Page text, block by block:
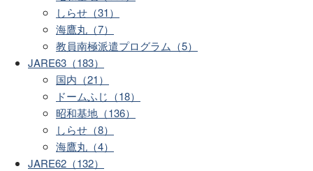
しらせ（31）
海鷹丸（7）
教員南極派遣プログラム（5）
JARE63（183）
国内（21）
ドームふじ（18）
昭和基地（136）
しらせ（8）
海鷹丸（4）
JARE62（132）